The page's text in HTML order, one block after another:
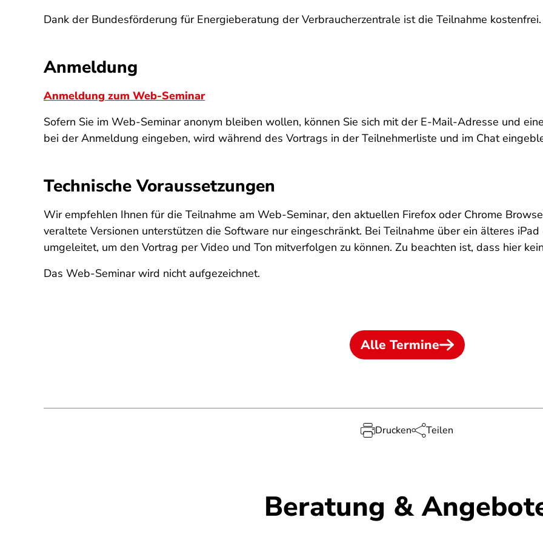
Dank der Bundesförderung für Energieberatung der Verbraucherzentrale ist die Teilnahme kostenfrei.
Anmeldung
Anmeldung zum Web-Seminar
Sofern Sie im Web-Seminar anonym bleiben wollen, können Sie sich mit der E-Mail-Adresse und
bei der Anmeldung eingeben, wird während des Vortrags in der Teilnehmerliste und im Chat
Technische Voraussetzungen
Wir empfehlen Ihnen für die Teilnahme am Web-Seminar, den aktuellen Firefox oder Chrome
veraltete Versionen unterstützen die Software nur eingeschränkt. Bei Teilnahme über ein älteres
umgeleitet, um den Vortrag per Video und Ton mitverfolgen zu können. Zu beachten ist, dass hier
Das Web-Seminar wird nicht aufgezeichnet.
Alle Termine
Drucken Teilen
Beratung &